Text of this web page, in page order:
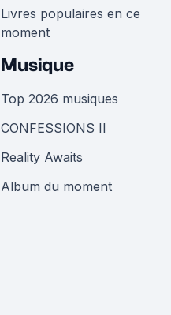
Livres populaires en ce
moment
Musique
Top 2026 musiques
CONFESSIONS II
Reality Awaits
Album du moment